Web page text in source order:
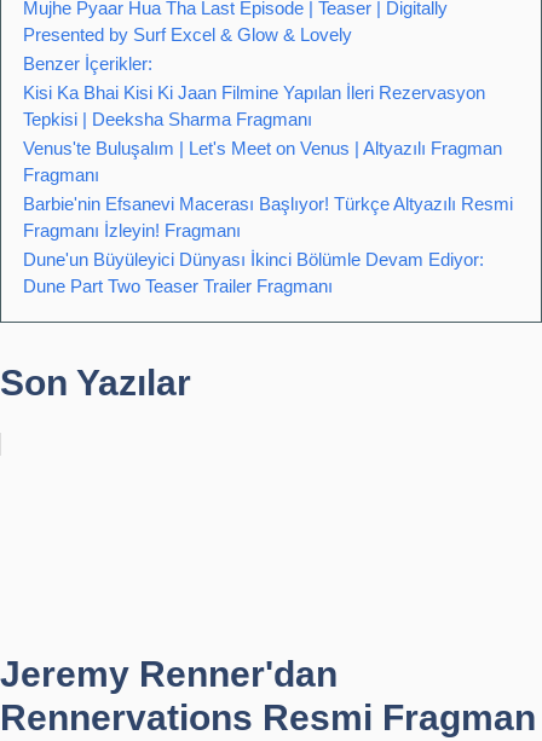
Mujhe Pyaar Hua Tha Last Episode | Teaser | Digitally
Presented by Surf Excel & Glow & Lovely
Benzer İçerikler:
Kisi Ka Bhai Kisi Ki Jaan Filmine Yapılan İleri Rezervasyon
Tepkisi | Deeksha Sharma Fragmanı
Venus'te Buluşalım | Let's Meet on Venus | Altyazılı Fragman
Fragmanı
Barbie'nin Efsanevi Macerası Başlıyor! Türkçe Altyazılı Resmi
Fragmanı İzleyin! Fragmanı
Dune'un Büyüleyici Dünyası İkinci Bölümle Devam Ediyor:
Dune Part Two Teaser Trailer Fragmanı
Son Yazılar
Jeremy Renner'dan
Rennervations Resmi Fragman